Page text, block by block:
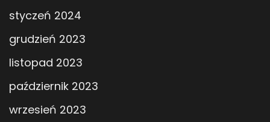
styczeń 2024
grudzień 2023
listopad 2023
październik 2023
wrzesień 2023